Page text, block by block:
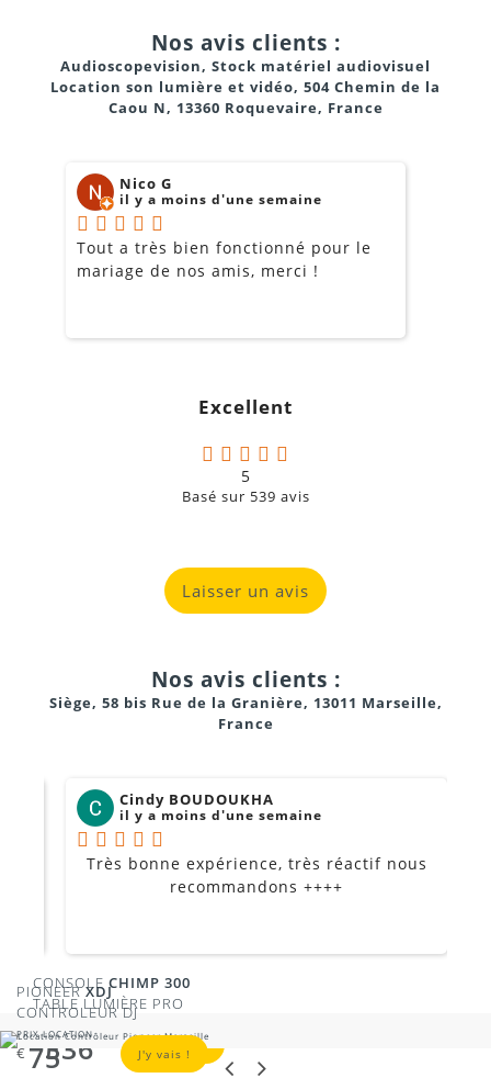
Nos avis clients :
Audioscopevision, Stock matériel audiovisuel
Location son lumière et vidéo, 504 Chemin de la
Caou N, 13360 Roquevaire, France
Nico G
il y a moins d'une semaine
Tout a très bien fonctionné pour le
mariage de nos amis, merci !
Excellent
5
Basé sur 539 avis
Laisser un avis
Nos avis clients :
Siège, 58 bis Rue de la Granière, 13011 Marseille,
France
Cindy BOUDOUKHA
il y a moins d'une semaine
Très bonne expérience, très réactif nous
recommandons ++++
CONSOLE CHIMP 300
TABLE LUMIÈRE PRO
€336 J'y vais !
PIONEERXDJ
CONTROLEUR DJ
PRIX LOCATION
€ 75 J'y vais !